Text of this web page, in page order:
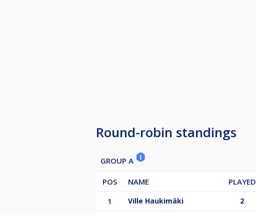
Round-robin standings
GROUP A
POS NAME PLAYED
1
Ville Haukimäki 2